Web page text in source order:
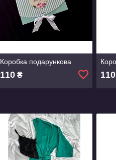
Коробка подарункова
110₴ 110